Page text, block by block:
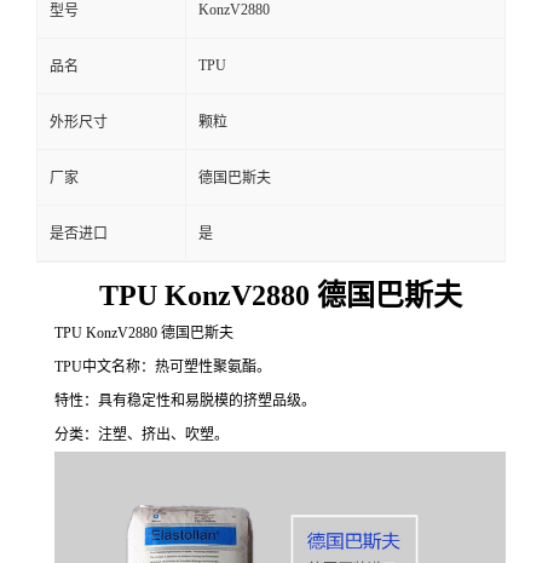
型号 KonzV2880
品名 TPU
外形尺寸 颗粒
厂家 德国巴斯夫
是否进口 是
TPU KonzV2880 德国巴斯夫
TPU KonzV2880 德国巴斯夫
TPU中文名称：热可塑性聚氨酯。
特性：具有稳定性和易脱模的挤塑品级。
分类：注塑、挤出、吹塑。